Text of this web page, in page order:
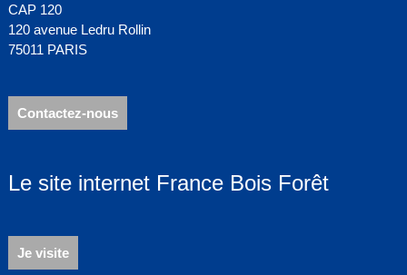
CAP 120
120 avenue Ledru Rollin
75011 PARIS
Contactez-nous
Le site internet France Bois Forêt
Je visite